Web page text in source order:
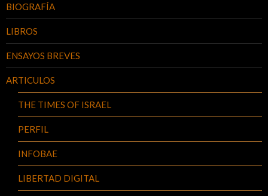
BIOGRAFÍA
LIBROS
ENSAYOS BREVES
ARTICULOS
THE TIMES OF ISRAEL
PERFIL
INFOBAE
LIBERTAD DIGITAL